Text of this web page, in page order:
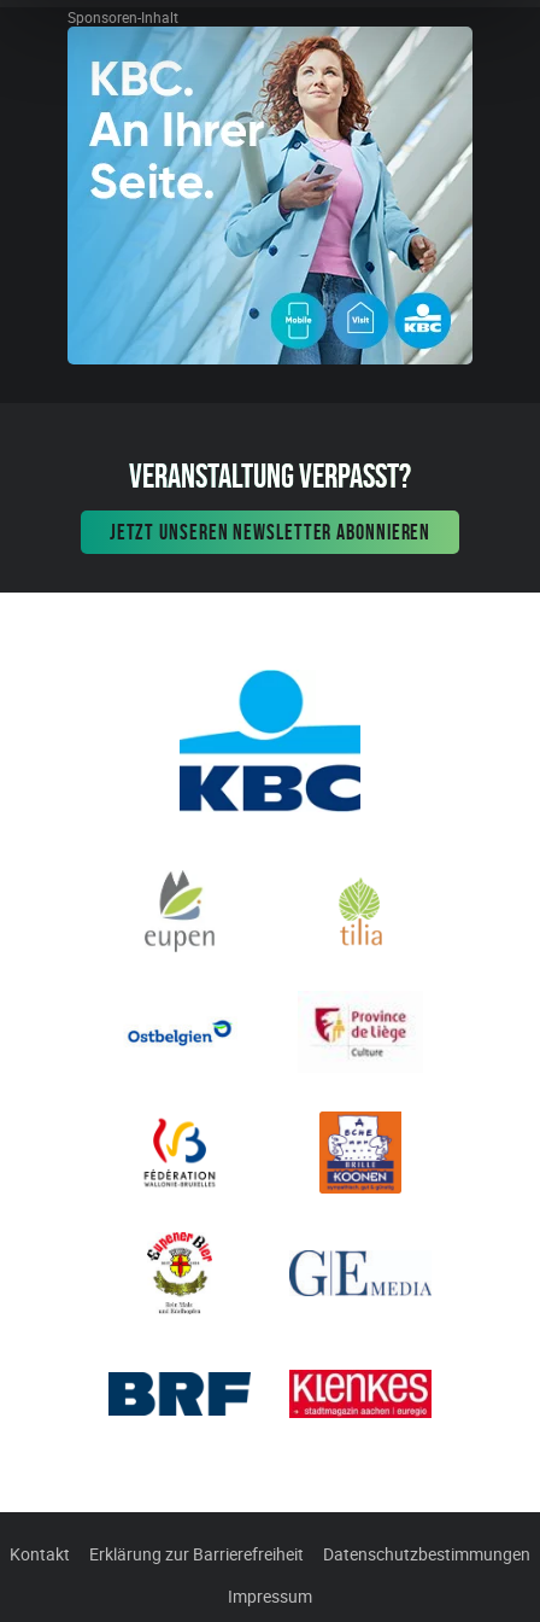
Sponsoren-Inhalt
VERANSTALTUNG VERPASST?
JETZT UNSEREN NEWSLETTER ABONNIEREN
Kontakt Erklärung zur Barrierefreiheit
Datenschutzbestimmungen
Impressum